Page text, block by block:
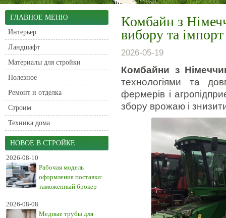
ГЛАВНОЕ МЕНЮ
Интерьер
Ландшафт
Материалы для стройки
Полезное
Ремонт и отделка
Строим
Техника дома
НОВОЕ В СТРОЙКЕ
2026-08-10
Рабочая модель
оформления поставки:
таможенный брокер
2026-08-08
Медные трубы для
Комбайн з
вибору та імпорт
2026-05-19
Комбайни з
технологіями та
фермерів і
збору врожаю і